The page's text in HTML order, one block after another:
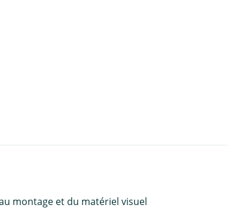
montage et du matériel visuel